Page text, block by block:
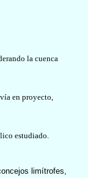
la cuenca
en proyecto,
estudiado.
limítrofes,